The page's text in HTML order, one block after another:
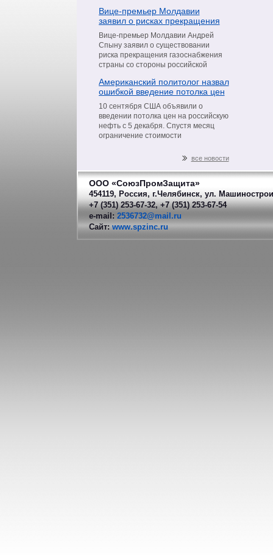
Вице-премьер Молдавии
заявил о рисках прекращения
поставок газа со стороны
«Газпрома»
Вице-премьер Молдавии Андрей
Спыну заявил о существовании
риска прекращения газоснабжения
страны со стороны российской
сообщил в интервью телеканалу
Moldova 1, пишет РИА Новости.
Американский политолог назвал
ошибкой введение потолка цен
на нефть из РФ
10 сентября США объявили о
введении потолка цен на российскую
нефть с 5 декабря. Спустя месяц
ограничение стоимости
нефтепродукты российскоговсе новости
ООО «СоюзПромЗащита»
454119, Россия, г.Челябинск, ул.
+7 (351) 253-67-32, +7 (351) 253-67-54
e-mail: 2536732@mail.ru
Сайт: www.spzinc.ru